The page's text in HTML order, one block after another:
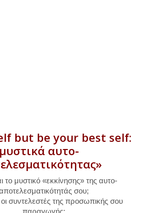
but be your best self:
μυστικά αυτο-
το μυστικό «εκκίνησης» της αυτο-
σου;
οι συντελεστές της προσωπικής σου
παραγωγής;